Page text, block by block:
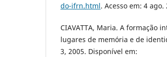
do-ifrn.html. Acesso em: 4 ago.
CIAVATTA, Maria. A formação
lugares de memória e de
3, 2005. Disponível em: